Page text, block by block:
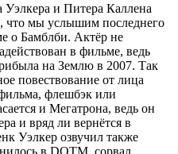
и Питера Каллена
что мы услышим последнего
о Бамблби. Актёр не
в фильме, ведь
на Землю в 2007. Так
повествование от лица
флешбэк или
и Мегатрона, ведь он
и вряд ли вернётся в
Уэлкер озвучил также
в DOTM, сорвал